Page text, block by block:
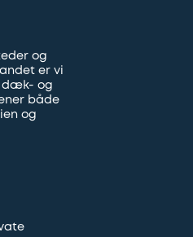
og
er vi
dæk- og
både
og